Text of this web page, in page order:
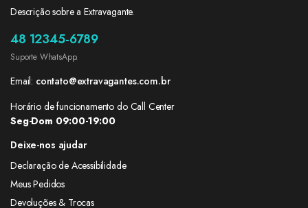
Descrição sobre a Extravagante.
48 12345-6789
Suporte WhatsApp.
Email: contato@extravagantes.com.br
Horário de funcionamento do Call Center
Seg-Dom 09:00-19:00
Deixe-nos ajudar
Declaração de Acessibilidade
Meus Pedidos
Devoluções & Trocas